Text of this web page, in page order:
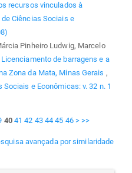
recursos vinculados à
de Ciências Sociais e
Pinheiro Ludwig, Marcelo
Licenciamento de barragens e a
Zona da Mata, Minas Gerais ,
Sociais e Econômicas: v. 32 n. 1
40 41 42 43 44 45 46 > >>
avançada por similaridade